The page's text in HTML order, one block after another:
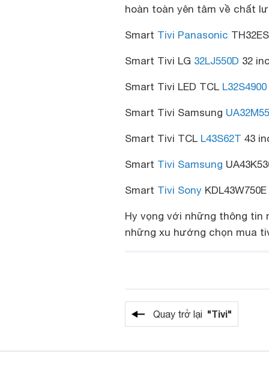
hoàn toàn yên tâm về chất
Smart Tivi Panasonic
Smart Tivi LG 32LJ550D 32
Smart Tivi LED TCL L32S4900
Smart Tivi Samsung
Smart Tivi TCL L43S62T 43
Smart Tivi Samsung
Smart Tivi Sony
Hy vọng với những thông tin
những xu hướng chọn mua
Quay trở lại "Tivi"